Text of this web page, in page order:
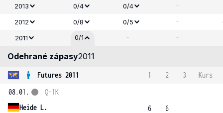
2013
0/4 0/4 -
2012 0/8 0/5 -
2011
0/1 - -
Odehrané zápasy2011
Futures 2011 1 2 3
Kurs
08.01.
Heide L.
Q-1K
6
6